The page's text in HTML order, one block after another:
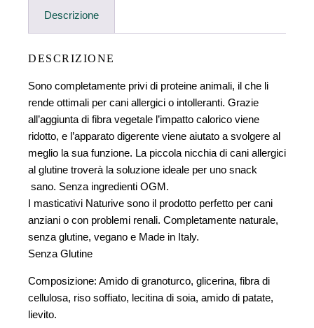
Descrizione
DESCRIZIONE
Sono completamente privi di proteine animali, il che li
rende ottimali per cani allergici o intolleranti. Grazie
all’aggiunta di fibra vegetale l’impatto calorico viene
ridotto, e l’apparato digerente viene aiutato a svolgere al
meglio la sua funzione. La piccola nicchia di cani allergici
al glutine troverà la soluzione ideale per uno snack
sano. Senza ingredienti OGM.
I masticativi Naturive sono il prodotto perfetto per cani
anziani o con problemi renali. Completamente naturale,
senza glutine, vegano e Made in Italy.
Senza Glutine
Composizione: Amido di granoturco, glicerina, fibra di
cellulosa, riso soffiato, lecitina di soia, amido di patate,
lievito.